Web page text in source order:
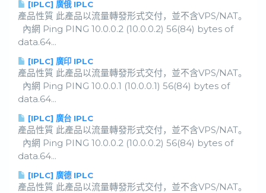
[IPLC] 廣俄 IPLC
產品性質 此產品以流量轉發形式交付，並不含VPS/NAT。
內網 Ping PING 10.0.0.2 (10.0.0.2) 56(84) bytes of
data.64...
[IPLC] 廣印 IPLC
產品性質 此產品以流量轉發形式交付，並不含VPS/NAT。
內網 Ping PING 10.0.0.1 (10.0.0.1) 56(84) bytes of
data.64...
[IPLC] 廣台 IPLC
產品性質 此產品以流量轉發形式交付，並不含VPS/NAT。
內網 Ping PING 10.0.0.2 (10.0.0.2) 56(84) bytes of
data.64...
[IPLC] 廣德 IPLC
產品性質 此產品以流量轉發形式交付，並不含VPS/NAT。